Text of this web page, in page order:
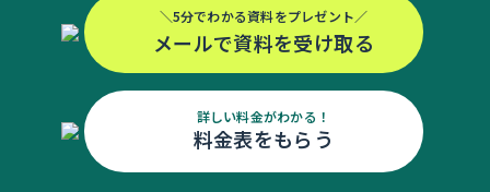
＼5分でわかる資料をプレゼント／
メールで資料を受け取る
詳しい料金がわかる！
料金表をもらう